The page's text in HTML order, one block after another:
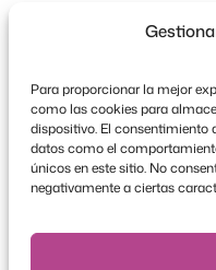
Para proporcionar la mejor
como las cookies para
dispositivo. El consentimiento
datos como el
únicos en este sitio. No
negativamente a ciertas
Copyright © 2026